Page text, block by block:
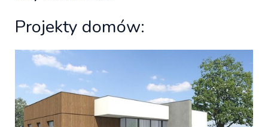
Projekty domów: